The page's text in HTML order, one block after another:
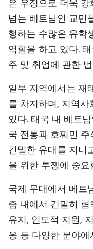
은 우정으로 더욱 강
넘는 베트남인 교민
행하는 수많은 유학
역할을 하고 있다.
주 및 취업에 관한
일부 지역에서는 재
를 차지하며, 지역
있다. 태국 내 베트
국 전통과 호찌민
긴밀한 유대를 지니
을 위한 투쟁에 중
국제 무대에서 베트
즘 내에서 긴밀히
유지, 인도적 지원,
응 등 다양한 분야